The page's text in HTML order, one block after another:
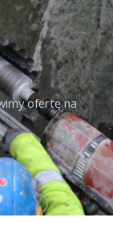
ofertę na